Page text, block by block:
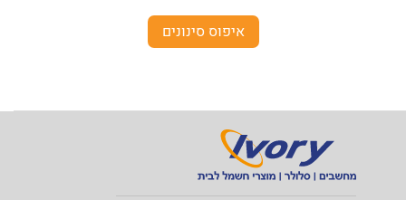
איפוס סינונים